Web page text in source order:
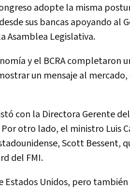
adopte la misma
sus bancas apoyando al
Asamblea Legislativa.
y el BCRA completaron
un mensaje al mercado,
con la Directora Gerente
otro lado, el ministro Luis
Scott Bessent,
del FMI.
Estados Unidos, pero